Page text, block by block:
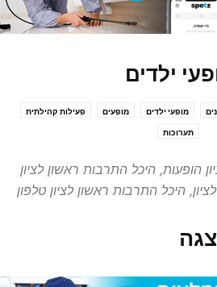
ילדים
מופעי ילדים מופעים פעילות קהילתית
תערוכות
הופעות, היכל התרבות ראשון לציון
היכל התרבות ראשון לציון טלפון